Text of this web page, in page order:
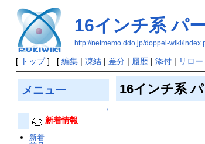
16インチ系 パ
http://netmemo.ddo.jp/doppel-wiki/
[ トップ] [ 編集| 凍結| 差分| 履歴| 添付| リロー
16インチ系
メニュー
↑
新着情報
新着